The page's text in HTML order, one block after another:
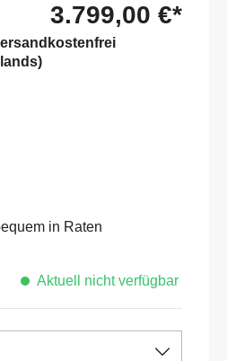
3.799,00 €*
in Raten
Aktuell nicht verfügbar